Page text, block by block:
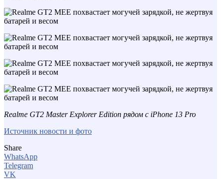
Realme GT2 Master Explorer Edition рядом с iPhone 13 Pro
Источник новости и фото
Share
WhatsApp
Telegram
VK